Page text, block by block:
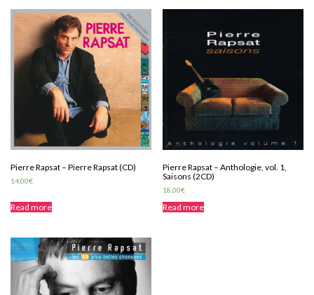
Pierre Rapsat – Pierre Rapsat (CD)
14,00€
Read more
Pierre Rapsat – Anthologie, vol. 1,
Saisons (2CD)
18,00€
Read more